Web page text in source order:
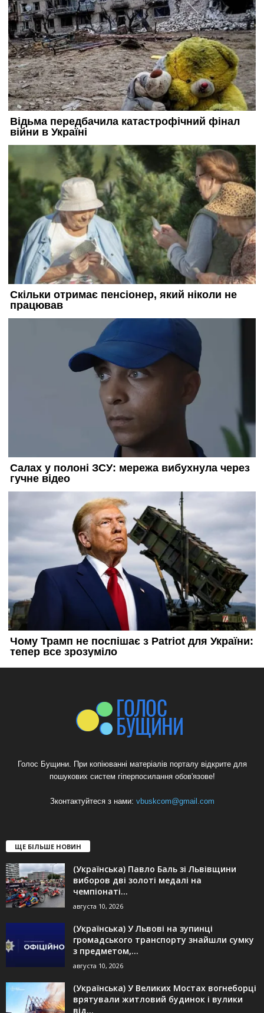
Голос Бущини. При копіюванні матеріалів порталу відкрите для
пошукових систем гіперпосилання обов'язове!
Зконтактуйтеся з нами: vbuskcom@gmail.com
ЩЕ БІЛЬШЕ НОВИН
(Українська) Павло Баль зі Львівщини
виборов дві золоті медалі на
чемпіонаті...
августа 10, 2026
(Українська) У Львові на зупинці
громадського транспорту знайшли сумку
з предметом,...
августа 10, 2026
(Українська) У Великих Мостах вогнеборці
врятували житловий будинок і вулики
від...